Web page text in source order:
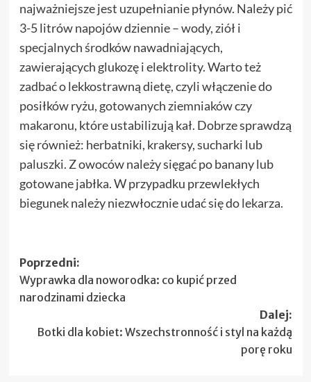
najważniejsze jest uzupełnianie płynów. Należy pić
3-5 litrów napojów dziennie – wody, ziół i
specjalnych środków nawadniających,
zawierających glukozę i elektrolity. Warto też
zadbać o lekkostrawną dietę, czyli włączenie do
posiłków ryżu, gotowanych ziemniaków czy
makaronu, które ustabilizują kał. Dobrze sprawdzą
się również: herbatniki, krakersy, sucharki lub
paluszki. Z owoców należy sięgać po banany lub
gotowane jabłka. W przypadku przewlekłych
biegunek należy niezwłocznie udać się do lekarza.
Zobacz
wpisy
Poprzedni:
Wyprawka dla noworodka: co kupić przed
narodzinami dziecka
Dalej:
Botki dla kobiet: Wszechstronność i styl na każdą
porę roku